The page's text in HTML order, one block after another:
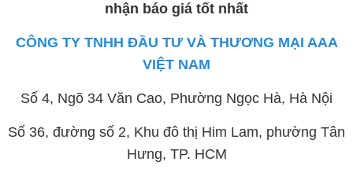
nhận báo giá tốt nhất
CÔNG TY TNHH ĐẦU TƯ VÀ THƯƠNG MẠI AAA
VIỆT NAM
Số 4, Ngõ 34 Văn Cao, Phường Ngọc Hà, Hà Nội
Số 36, đường số 2, Khu đô thị Him Lam, phường Tân
Hưng, TP. HCM